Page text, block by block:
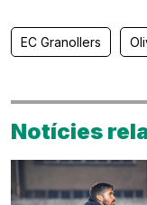
EC Granollers
Notícies